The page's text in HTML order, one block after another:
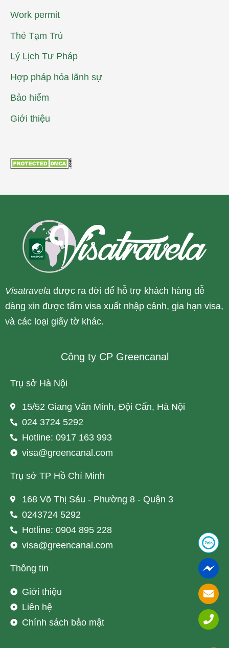
Work permit
Thẻ Tạm Trú
Lý Lịch Tư Pháp
Hợp pháp hóa lãnh sự
Bảo hiểm
Giới thiệu
Visatravela được ra đời để hỗ trợ khách hàng dễ
dàng xin được tấm visa xuất nhập cảnh, gia hạn visa,
và các loại giấy tờ khác.
Công ty CP Greencanal
Trụ sở Hà Nội
15/52 Giang Văn Minh, Đội Cấn, Hà Nội
024 3724 5292
Hotline: 0917 163 993
visa@greencanal.com
Trụ sở TP Hồ Chí Minh
168 Võ Thị Sáu - Phường 8 - Quận 3
0243724 5292
Hotline: 0904 895 228
visa@greencanal.com
Thông tin
Giới thiệu
Liên hệ
Chính sách bảo mật